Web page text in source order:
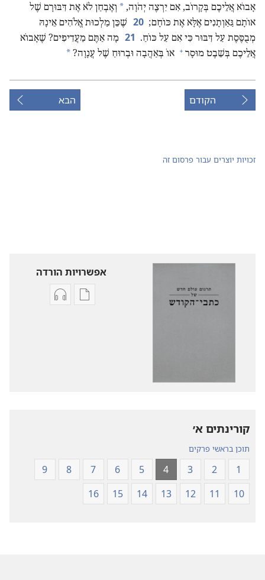
אָבוֹא אֲלֵיכֶם בְּקָרוֹב,‏ אִם יִרְצֶה יְהֹוָה,‏ * וְאֶבְחַן לֹא אֶת דִּבּוּרָם שֶׁל
אוֹתָם גַּאַוְתָנִים אֶלָּא אֶת כּוֹחָם;‏ 20 שֶׁכֵּן מַלְכוּת אֱלֹהִים אֵינָהּ
מְבֻסֶּסֶת עַל דִּבּוּר כִּי אִם עַל כּוֹחַ.‏ 21 מָה אַתֶּם מַעֲדִיפִים?‏ שֶׁאָבוֹא
אֲלֵיכֶם בְּשֵׁבֶט מוּסָר + אוֹ בְּאַהֲבָה וּבְרוּחַ שֶׁל עֲנָוָה?‏ *
הקודם הבא
זכויות יוצרים עבור פרסום זה
אפשרויות הורדה
אפשרויותאפשרויות
קורינתים א׳‏
תוכן בראשי פרקים
1
2
3
4
5
6
7
8
9
10
11
12
13
14
15
16